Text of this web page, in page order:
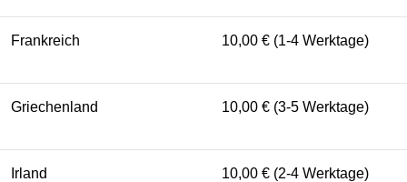
Frankreich 10,00 € (1-4 Werktage)
Griechenland 10,00 € (3-5 Werktage)
Irland 10,00 € (2-4 Werktage)